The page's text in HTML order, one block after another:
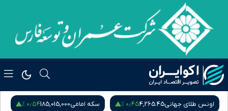
اونس طلای جهانی4,265.45۰٫۴۵ % سکه امامی185,015,000۰٫۵۴ %